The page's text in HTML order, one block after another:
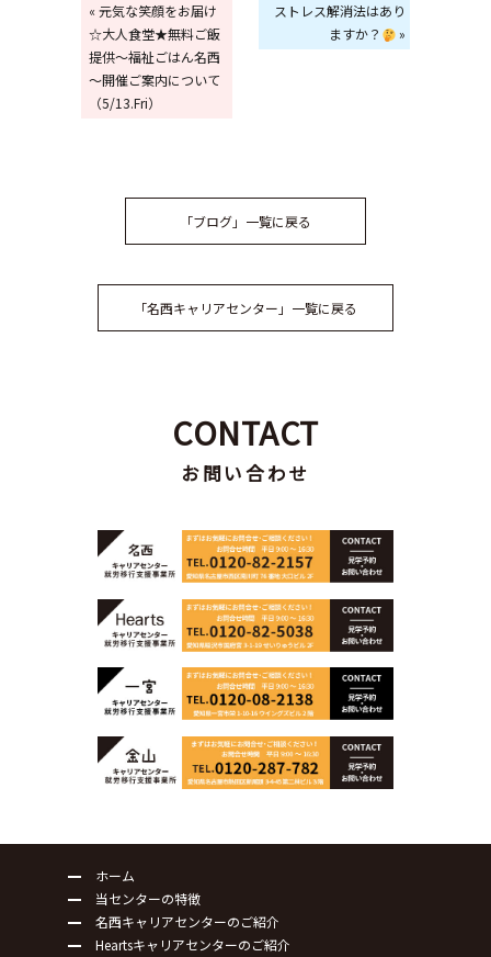
« 元気な笑顔をお届け
☆大人食堂★無料ご飯
提供～福祉ごはん名西
～開催ご案内について
（5/13.Fri）
ストレス解消法はあり
ますか？
»
「ブログ」一覧に戻る
「名西キャリアセンター」一覧に戻る
CONTACT
お問い合わせ
ホーム
当センターの特徴
名西キャリアセンターのご紹介
Heartsキャリアセンターのご紹介